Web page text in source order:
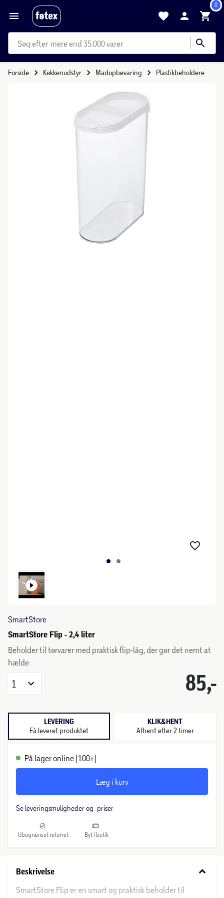
0
mere end 35.000 varer
Forside Køkkenudstyr Madopbevaring Plastikbeholdere
SmartStore
SmartStore Flip - 2,4 liter
Beholder til tørvarer med praktisk flip-låg, der gør det nemt at
hælde
85,-
1
LEVERING
Få leveret produktet
KLIK&HENT
Afhent efter 2 timer
På lager online (100+)
Læg i kurv
Se leveringsmuligheder og -priser
Ubegrænset returret Byt i butik
Beskrivelse keyboard_arrow_down
SmartStore Flip er en smart og praktisk beholder til